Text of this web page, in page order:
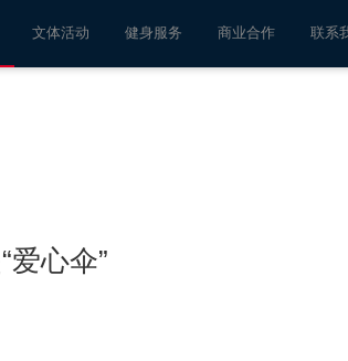
文体活动 健身服务 商业合作 联系
心伞”